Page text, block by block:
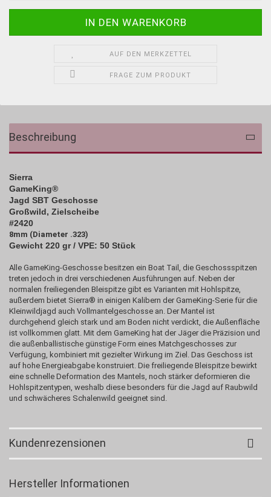
AUF DEN MERKZETTEL
FRAGE ZUM PRODUKT
Beschreibung
Sierra
GameKing®
Jagd SBT Geschosse
Großwild, Zielscheibe
#2420
8mm (Diameter .323)
Gewicht 220 gr / VPE: 50 Stück
Alle GameKing‑Geschosse besitzen ein Boat Tail, die Geschossspitzen
treten jedoch in drei verschiedenen Ausführungen auf. Neben der
normalen freiliegenden Bleispitze gibt es Varianten mit Hohlspitze,
außerdem bietet Sierra® in einigen Kalibern der GameKing‑Serie für die
Kleinwildjagd auch Vollmantelgeschosse an. Der Mantel ist
durchgehend gleich stark und am Boden nicht verdickt, die Außenfläche
ist vollkommen glatt. Mit dem GameKing hat der Jäger die Präzision und
die außenballistische günstige Form eines Matchgeschosses zur
Verfügung, kombiniert mit gezielter Wirkung im Ziel. Das Geschoss ist
auf hohe Energieabgabe konstruiert. Die freiliegende Bleispitze bewirkt
eine schnelle Deformation des Mantels, noch stärker deformieren die
Hohlspitzentypen, weshalb diese besonders für die Jagd auf Raubwild
und schwächeres Schalenwild geeignet sind.
Kundenrezensionen
Hersteller Informationen